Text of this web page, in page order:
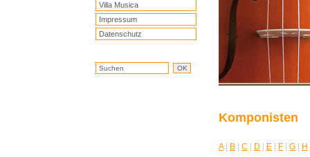
Villa Musica
Impressum
Datenschutz
Komponisten
A| B C D E F G H